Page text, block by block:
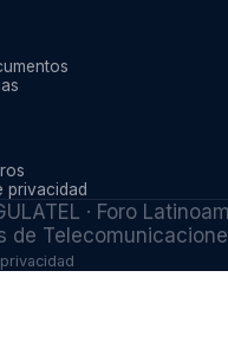
privacidad
· Foro
de